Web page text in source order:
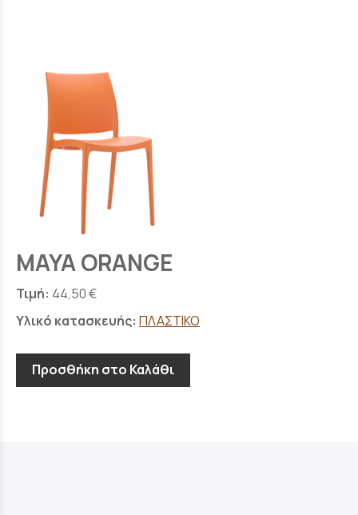
MAYA ORANGE
Τιμή: 44,50 €
Υλικό κατασκευής: ΠΛΑΣΤΙΚΟ
Προσθήκη στο Καλάθι